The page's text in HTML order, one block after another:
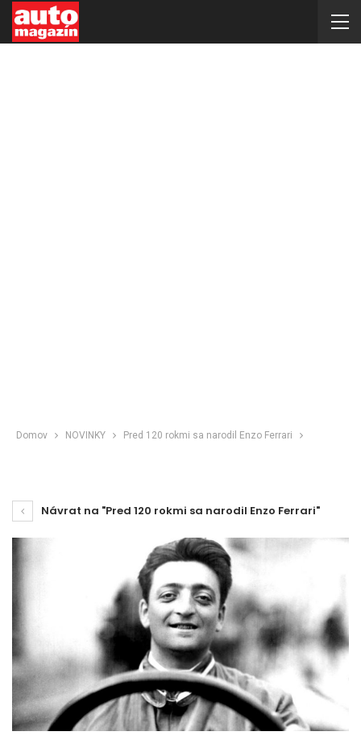
Domov NOVINKY Pred 120 rokmi sa narodil Enzo Ferrari
Návrat na "Pred 120 rokmi sa narodil Enzo Ferrari"